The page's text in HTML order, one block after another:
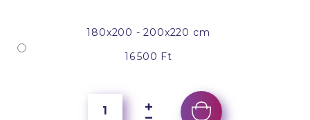
180x200 - 200x220 cm
16 500 Ft